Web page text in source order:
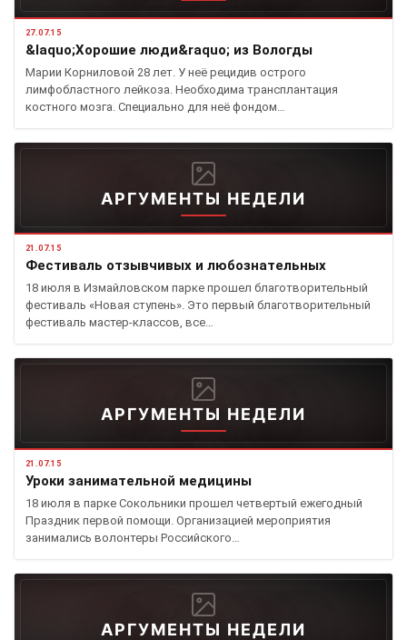
27.07.15
&laquo;Хорошие люди&raquo; из Вологды
Марии Корниловой 28 лет. У неё рецидив острого
лимфобластного лейкоза. Необходима трансплантация
костного мозга. Специально для неё фондом…
АРГУМЕНТЫ НЕДЕЛИ
21.07.15
Фестиваль отзывчивых и любознательных
18 июля в Измайловском парке прошел благотворительный
фестиваль «Новая ступень». Это первый благотворительный
фестиваль мастер-классов, все…
АРГУМЕНТЫ НЕДЕЛИ
21.07.15
Уроки занимательной медицины
18 июля в парке Сокольники прошел четвертый ежегодный
Праздник первой помощи. Организацией мероприятия
занимались волонтеры Российского…
АРГУМЕНТЫ НЕДЕЛИ